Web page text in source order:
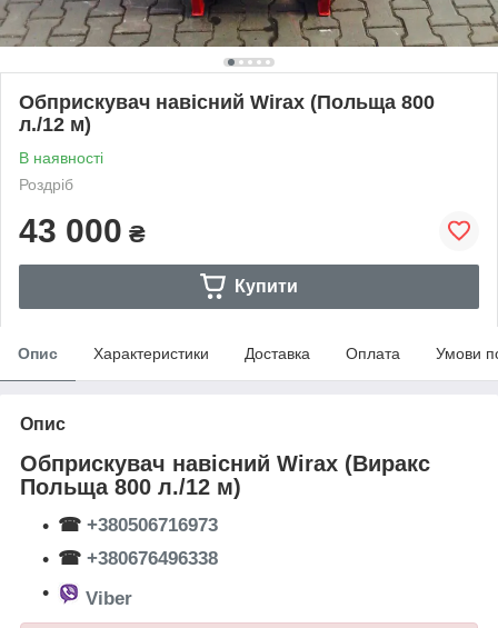
Обприскувач навісний Wirax (Польща 800
л./12 м)
В наявності
Роздріб
43 000 ₴
Купити
Опис Характеристики Доставка Оплата Умови
Опис
Обприскувач навісний Wirax (Виракс
Польща 800 л./12 м)
☎ +380506716973
☎ +380676496338
Viber